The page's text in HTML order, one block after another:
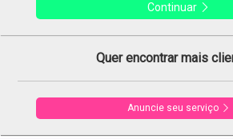
Continuar
Quer encontrar mais
Anuncie seu serviço